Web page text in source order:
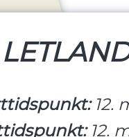
12.
12.